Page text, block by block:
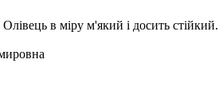
в міру м'який і досить стійкий.